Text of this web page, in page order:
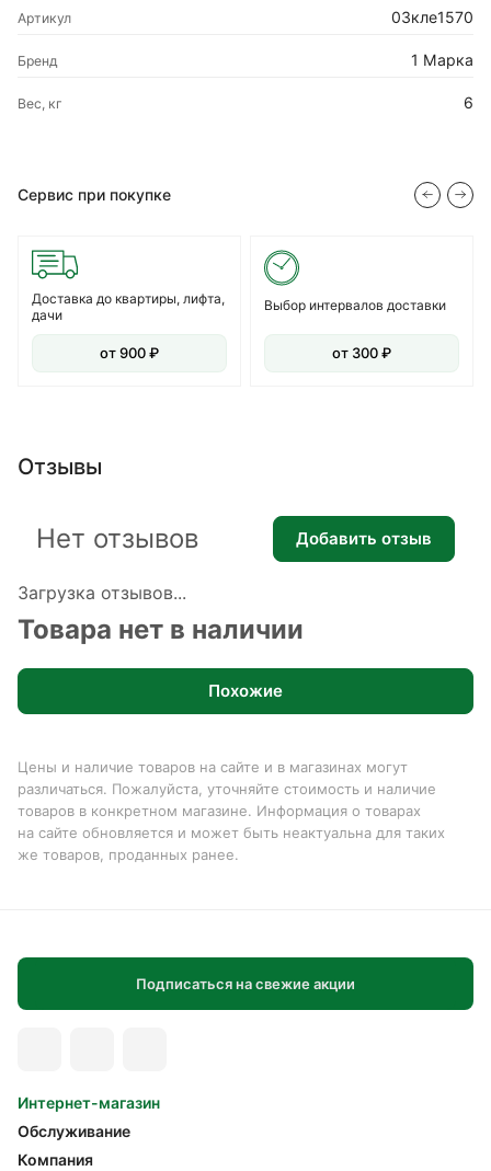
Артикул 03кле1570
Бренд 1 Марка
Вес, кг 6
Сервис при покупке
Доставка до квартиры, лифта,
дачи
от 900 ₽
Выбор интервалов доставки
от 300 ₽
Отзывы
Загрузка отзывов...
Нет отзывов Добавить отзыв
Товара нет в наличии
Похожие
Цены и наличие товаров на сайте и в магазинах могут
различаться. Пожалуйста, уточняйте стоимость и наличие
товаров в конкретном магазине. Информация о товарах
на сайте обновляется и может быть неактуальна для таких
же товаров, проданных ранее.
Подписаться на свежие акции
Интернет-магазин
Обслуживание
Компания